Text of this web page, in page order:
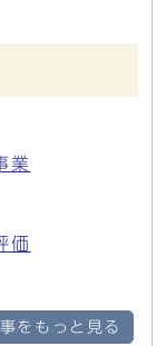
業
価
をもっと見る